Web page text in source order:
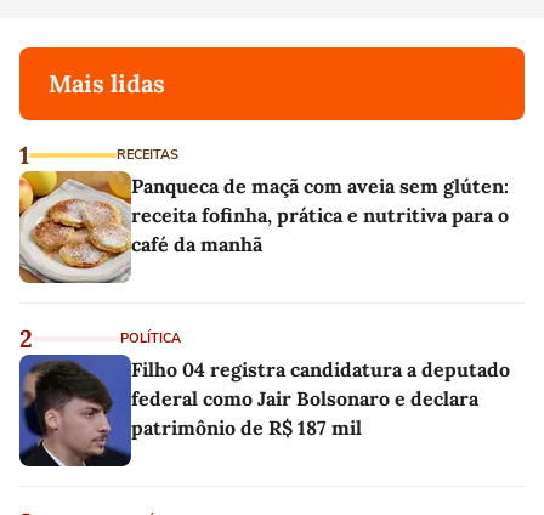
Mais lidas
1 RECEITAS
Panqueca de maçã com aveia sem glúten:
receita fofinha, prática e nutritiva para o
café da manhã
2 POLÍTICA
Filho 04 registra candidatura a deputado
federal como Jair Bolsonaro e declara
patrimônio de R$ 187 mil